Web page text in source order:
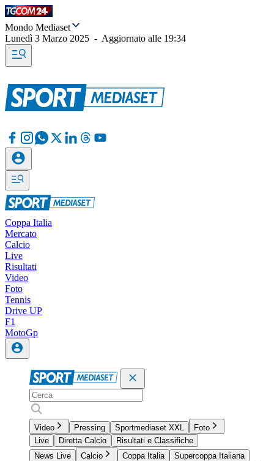
Mondo Mediaset
Lunedì 3 Marzo 2025 - Aggiornato alle 19:34
Coppa Italia
Mercato
Calcio
Live
Risultati
Video
Foto
Tennis
Drive UP
F1
MotoGp
Video Pressing Sportmediaset XXL
Foto
Live
Diretta Calcio
Risultati e Classifiche
News Live
Calcio Coppa Italia
Supercoppa Italiana